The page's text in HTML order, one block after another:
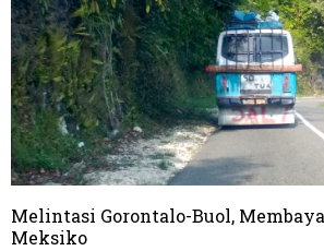
Melintasi Gorontalo-Buol,
Meksiko